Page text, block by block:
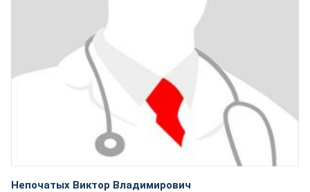
Непочатых Виктор Владимирович